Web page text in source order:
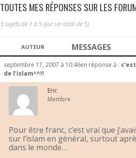
TOUTES MES RÉPONSES SUR LES
5 sujets de 1 à 5 (sur un total de 5)
AUTEUR MESSAGES
septembre 17, 2007 à 10:46en réponse à :
de l’islam^^!!
Eric
Membre
Pour être franc, c’est vrai que
sur l’islam en général, surtout
dans le monde…